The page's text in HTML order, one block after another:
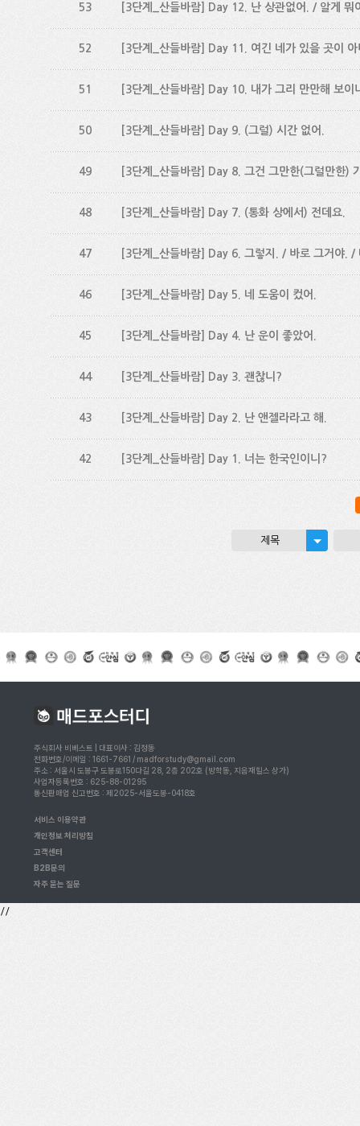
53 [3단계_산들바람] Day 12. 난 상관없어. / 알게 뭐
52 [3단계_산들바람] Day 11. 여긴 네가 있을 곳이
51 [3단계_산들바람] Day 10. 내가 그리 만만해 보이
50 [3단계_산들바람] Day 9. (그럴) 시간 없어.
49 [3단계_산들바람] Day 8. 그건 그만한(그럴만한)
48 [3단계_산들바람] Day 7. (통화 상에서) 전데요.
47 [3단계_산들바람] Day 6. 그렇지. / 바로 그거야. /
46 [3단계_산들바람] Day 5. 네 도움이 컸어.
45 [3단계_산들바람] Day 4. 난 운이 좋았어.
44 [3단계_산들바람] Day 3. 괜찮니?
43 [3단계_산들바람] Day 2. 난 앤젤라라고 해.
42 [3단계_산들바람] Day 1. 너는 한국인이니?
제목
주식회사 비베스트 | 대표이사 : 김정동
전화번호/이메일 : 1661-7661 / madforstudy@gmail.com
주소 : 서울시 도봉구 도봉로150다길 28, 2층 202호 (방학동, 지음재힐스 상가)
사업자등록번호 : 625-88-01295
통신판매업 신고번호 : 제2025-서울도봉-0418호
서비스 이용약관
개인정보 처리방침
고객센터
B2B문의
자주 묻는 질문
//